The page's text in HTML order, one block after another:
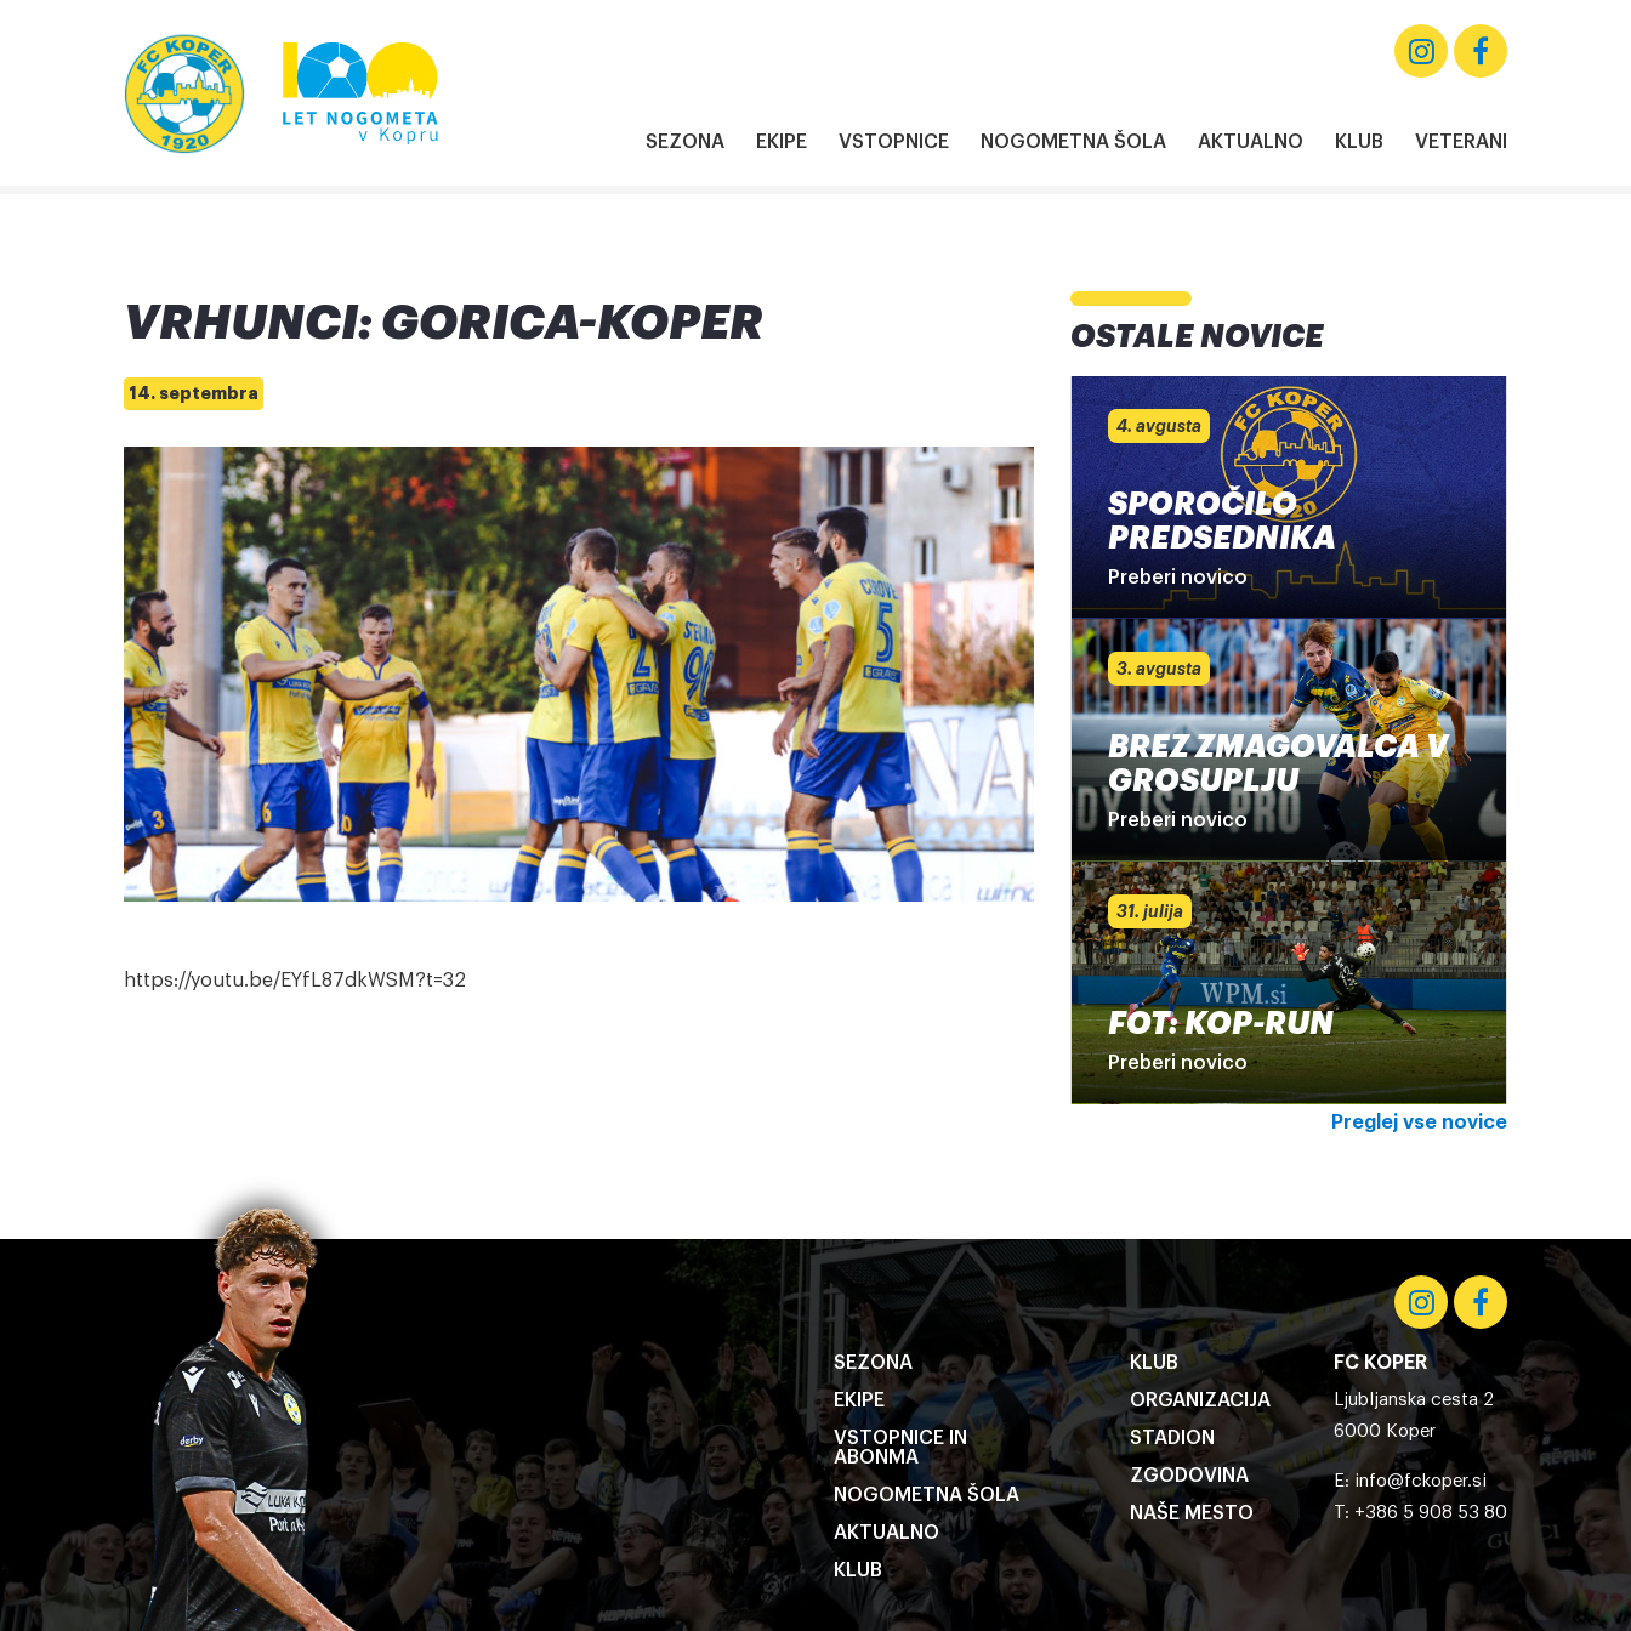
SEZONA EKIPE VSTOPNICE NOGOMETNA ŠOLA AKTUALNO KLUB VETERANI
VRHUNCI: GORICA-KOPER
14. septembra
https://youtu.be/EYfL87dkWSM?t=32
OSTALE NOVICE
4. avgusta
SPOROČILO
PREDSEDNIKA
Preberi novico
3. avgusta
BREZ ZMAGOVALCA V
GROSUPLJU
Preberi novico
31. julija
FOT: KOP-RUN
Preberi novico
Preglej vse novice
SEZONA
EKIPE
VSTOPNICE IN
ABONMA
NOGOMETNA ŠOLA
AKTUALNO
KLUB
KLUB
ORGANIZACIJA
STADION
ZGODOVINA
NAŠE MESTO
FC KOPER
Ljubljanska cesta 2
6000 Koper
E: info@fckoper.si
T: +386 5 908 53 80